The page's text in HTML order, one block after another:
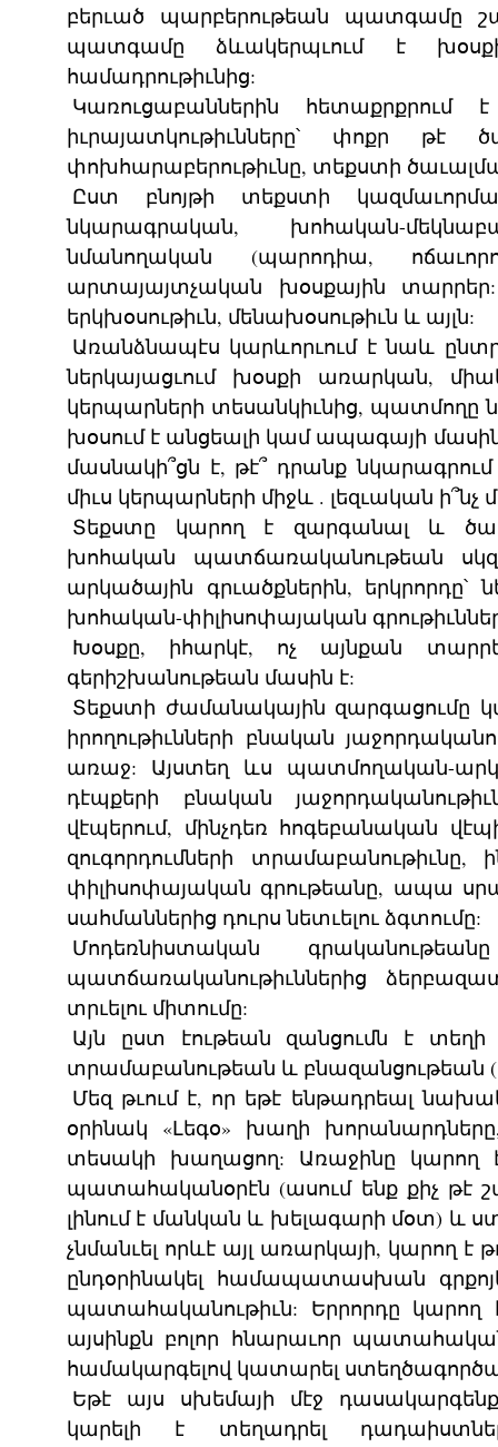
բերւած պարբերութեան պատգամը
պատգամը ձևակերպւում է
համադրութիւնից:
Կառուցաբաններին
իւրայատկութիւնները՝ փոքր թէ
փոխհարաբերութիւնը, տեքստի
Ըստ բնոյթի տեքստի
նկարագրական, խոհական-
նմանողական (պարոդիա,
արտայայտչական խօսքային
երկխօսութիւն, մենախօսութիւն և այլն:
Առանձնապէս կարևորւում է նաև
ներկայացւում խօսքի առարկան,
կերպարների տեսանկիւնից, պատմողը
խօսում է անցեալի կամ ապագայի
մասնակի՞ցն է, թէ՞ դրանք
միւս կերպարների միջև . լեզւական ի՞նչ
Տեքստը կարող է զարգանալ և
խոհական պատճառականութեան
արկածային գրւածքներին,
խոհական-փիլիսոփայական
Խօսքը, իհարկէ, ոչ այնքան
գերիշխանութեան մասին է:
Տեքստի ժամանակային զարգացումը
իրողութիւնների բնական
առաջ: Այստեղ ևս պատմողական-
դէպքերի բնական
վէպերում, մինչդեռ հոգեբանական
զուգորդումների
փիլիսոփայական գրութեանը, ապա
սահմաններից դուրս նետւելու ձգտումը:
Մոդեռնիստական
պատճառականութիւններից
տրւելու միտումը:
Այն ըստ էութեան զանցումն է
տրամաբանութեան և բնազանցութեան
Մեզ թւում է, որ եթէ ենթադրեալ
օրինակ «Լեգօ» խաղի
տեսակի խաղացող: Առաջինը կարող
պատահականօրէն (ասում ենք քիչ թէ
լինում է մանկան և խելագարի մօտ) և
չնմանւել որևէ այլ առարկայի, կարող է
ընդօրինակել համապատասխան
պատահականութիւն: Երրորդը կարող
այսինքն բոլոր հնարաւոր
համակարգելով կատարել
Եթէ այս սխեմայի մէջ
կարելի է տեղադրել